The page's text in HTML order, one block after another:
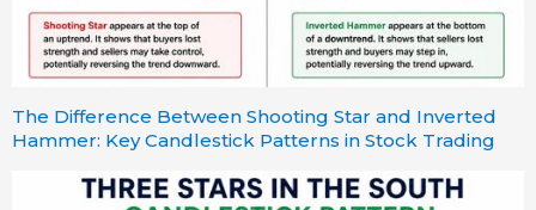
The Difference Between Shooting Star and Inverted
Hammer: Key Candlestick Patterns in Stock Trading